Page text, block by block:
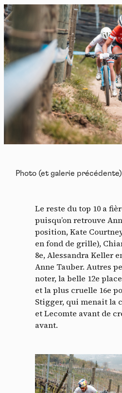
Photo (et galerie
Le reste du top 10 a
puisqu’on retrouve
position, Kate
en fond de grille),
8e, Alessandra Keller
Anne Tauber. Autres
noter, la belle 12e
et la plus cruelle 16e
Stigger, qui menait la
et Lecomte avant de
avant.